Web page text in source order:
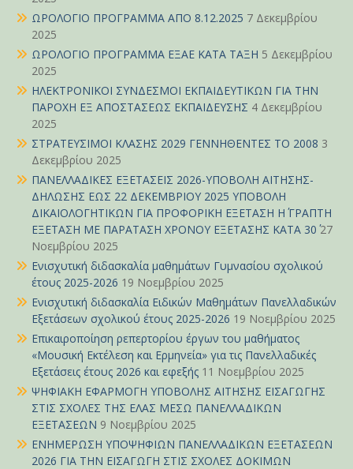
ΩΡΟΛΟΓΙΟ ΠΡΟΓΡΑΜΜΑ ΑΠΟ 8.12.2025 7 Δεκεμβρίου
2025
ΩΡΟΛΟΓΙΟ ΠΡΟΓΡΑΜΜΑ ΕΞΑΕ ΚΑΤΑ ΤΑΞΗ 5 Δεκεμβρίου
2025
ΗΛΕΚΤΡΟΝΙΚΟΙ ΣΥΝΔΕΣΜΟΙ ΕΚΠΑΙΔΕΥΤΙΚΩΝ ΓΙΑ ΤΗΝ
ΠΑΡΟΧΗ ΕΞ ΑΠΟΣΤΑΣΕΩΣ ΕΚΠΑΙΔΕΥΣΗΣ 4 Δεκεμβρίου
2025
ΣΤΡΑΤΕΥΣΙΜΟΙ ΚΛΑΣΗΣ 2029 ΓΕΝΝΗΘΕΝΤΕΣ ΤΟ 2008 3
Δεκεμβρίου 2025
ΠΑΝΕΛΛΑΔΙΚΕΣ ΕΞΕΤΑΣΕΙΣ 2026-ΥΠΟΒΟΛΗ ΑΙΤΗΣΗΣ-
ΔΗΛΩΣΗΣ ΕΩΣ 22 ΔΕΚΕΜΒΡΙΟΥ 2025 ΥΠΟΒΟΛΗ
ΔΙΚΑΙΟΛΟΓΗΤΙΚΩΝ ΓΙΑ ΠΡΟΦΟΡΙΚΗ ΕΞΕΤΑΣΗ Η΄ ΓΡΑΠΤΗ
ΕΞΕΤΑΣΗ ΜΕ ΠΑΡΑΤΑΣΗ ΧΡΟΝΟΥ ΕΞΕΤΑΣΗΣ ΚΑΤΑ 30΄ 27
Νοεμβρίου 2025
Ενισχυτική διδασκαλία μαθημάτων Γυμνασίου σχολικού
έτους 2025-2026 19 Νοεμβρίου 2025
Ενισχυτική διδασκαλία Ειδικών Μαθημάτων Πανελλαδικών
Εξετάσεων σχολικού έτους 2025-2026 19 Νοεμβρίου 2025
Επικαιροποίηση ρεπερτορίου έργων του μαθήματος
«Μουσική Εκτέλεση και Ερμηνεία» για τις Πανελλαδικές
Εξετάσεις έτους 2026 και εφεξής 11 Νοεμβρίου 2025
ΨΗΦΙΑΚΗ ΕΦΑΡΜΟΓΗ ΥΠΟΒΟΛΗΣ ΑΙΤΗΣΗΣ ΕΙΣΑΓΩΓΗΣ
ΣΤΙΣ ΣΧΟΛΕΣ ΤΗΣ ΕΛΑΣ ΜΕΣΩ ΠΑΝΕΛΛΑΔΙΚΩΝ
ΕΞΕΤΑΣΕΩΝ 9 Νοεμβρίου 2025
ΕΝΗΜΕΡΩΣΗ ΥΠΟΨΗΦΙΩΝ ΠΑΝΕΛΛΑΔΙΚΩΝ ΕΞΕΤΑΣΕΩΝ
2026 ΓΙΑ ΤΗΝ ΕΙΣΑΓΩΓΗ ΣΤΙΣ ΣΧΟΛΕΣ ΔΟΚΙΜΩΝ